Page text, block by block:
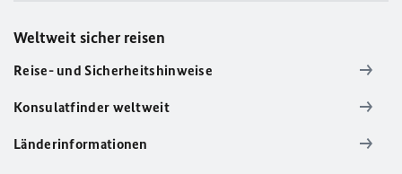
Weltweit sicher reisen
Reise- und Sicherheitshinweise
Konsulatfinder weltweit
Länderinformationen